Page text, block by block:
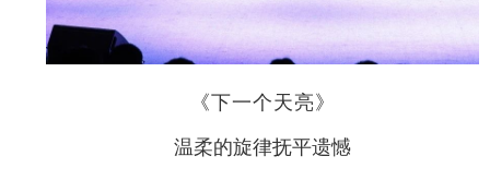
《下一个天亮》
温柔的旋律抚平遗憾